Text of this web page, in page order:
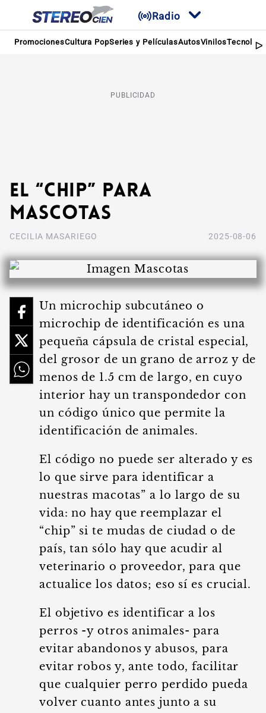
Radio
PromocionesCultura PopSeries y PelículasAutosVinilos
PUBLICIDAD
El “Chip” para
mascotas
CECILIA MASARIEGO 2025-08-06
Un microchip subcutáneo o
microchip de identificación es una
pequeña cápsula de cristal especial,
del grosor de un grano de arroz y de
menos de 1.5 cm de largo, en cuyo
interior hay un transpondedor con
un código único que permite la
identificación de animales.
El código no puede ser alterado y es
lo que sirve para identificar a
nuestras macotas” a lo largo de su
vida: no hay que reemplazar el
“chip” si te mudas de ciudad o de
país, tan sólo hay que acudir al
veterinario o proveedor, para que
actualice los datos; eso sí es crucial.
El objetivo es identificar a los
perros -y otros animales- para
evitar abandonos y abusos, para
evitar robos y, ante todo, facilitar
que cualquier perro perdido pueda
volver cuanto antes junto a su